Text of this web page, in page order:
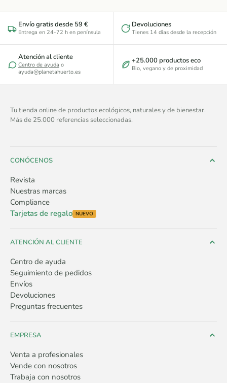
Envío gratis desde 59 €
Entrega en 24-72 h en península
Devoluciones
Tienes 14 días desde la recepción
Atención al cliente
Centro de ayuda o
ayuda@planetahuerto.es
+25.000 productos eco
Bio, vegano y de proximidad
Tu tienda online de productos ecológicos, naturales y de bienestar.
Más de 25.000 referencias seleccionadas.
CONÓCENOS
Revista
Nuestras marcas
Compliance
Tarjetas de regalo NUEVO
ATENCIÓN AL CLIENTE
Centro de ayuda
Seguimiento de pedidos
Envíos
Devoluciones
Preguntas frecuentes
EMPRESA
Venta a profesionales
Vende con nosotros
Trabaja con nosotros